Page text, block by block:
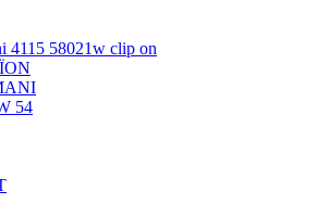
54